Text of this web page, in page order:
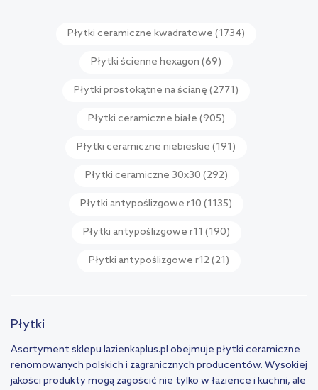
Płytki ceramiczne kwadratowe (1734)
Płytki ścienne hexagon (69)
Płytki prostokątne na ścianę (2771)
Płytki ceramiczne białe (905)
Płytki ceramiczne niebieskie (191)
Płytki ceramiczne 30x30 (292)
Płytki antypoślizgowe r10 (1135)
Płytki antypoślizgowe r11 (190)
Płytki antypoślizgowe r12(21)
Płytki
Asortyment sklepu lazienkaplus.pl obejmuje płytki ceramiczne
renomowanych polskich i zagranicznych producentów. Wysokiej
jakości produkty mogą zagościć nie tylko w łazience i kuchni, ale